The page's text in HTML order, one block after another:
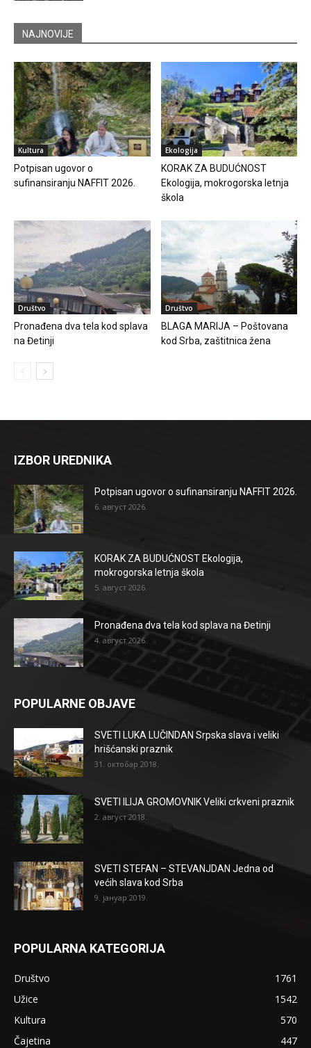
NAJNOVIJE
Kultura
Potpisan ugovor o
sufinansiranju NAFFIT 2026.
Ekologija
KORAK ZA BUDUĆNOST
Ekologija, mokrogorska letnja
škola
Društvo
Pronađena dva tela kod splava
na Đetinji
Društvo
BLAGA MARIJA – Poštovana
kod Srba, zaštitnica žena
IZBOR UREDNIKA
Potpisan ugovor o sufinansiranju NAFFIT 2026.
6. август 2026.
KORAK ZA BUDUĆNOST Ekologija,
mokrogorska letnja škola
5. август 2026.
Pronađena dva tela kod splava na Đetinji
4. август 2026.
POPULARNE OBJAVE
SVETI LUKA LUČINDAN Srpska slava i veliki
hrišćanski praznik
31. октобар 2018.
SVETI ILIJA GROMOVNIK Veliki crkveni praznik
2. август 2018.
SVETI STEFAN – STEVANJDAN Jedna od
većih slava kod Srba
9. јануар 2019.
POPULARNA KATEGORIJA
Društvo
1761
Užice
1542
Kultura
570
Čajetina
447